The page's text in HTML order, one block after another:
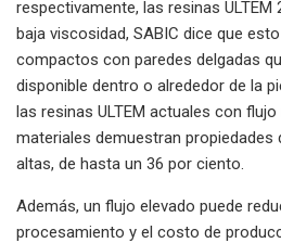
respectivamente, las resinas ULTEM
baja viscosidad, SABIC dice que
compactos con paredes delgadas
disponible dentro o alrededor de la
las resinas ULTEM actuales con
materiales demuestran propiedades
altas, de hasta un 36 por ciento.
Además, un flujo elevado puede
procesamiento y el costo de